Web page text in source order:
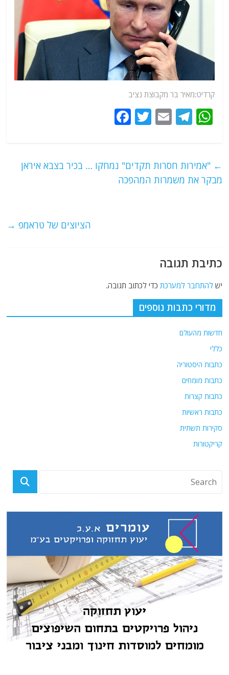
קרדיט:מאיר בר מקבוצת נציב
W
s
A
T
g
ra
E
l
T
er
e ← "אמירות חסרות תקדים" נמחקו … בכיר בצבא איראן
מבקר את משמרות המהפכה
הציוצים של טראמפ →
כתיבת תגובה
ישלהתחבר למערכת כדי לכתוב תגובה.
מדורי כתבות נוספים
חדשות מהעולם
כללי
כתבות היסטוריה
כתבות מומחים
כתבות קצרות
כתבות ראשיות
סקירות תשתית
קריקטורות